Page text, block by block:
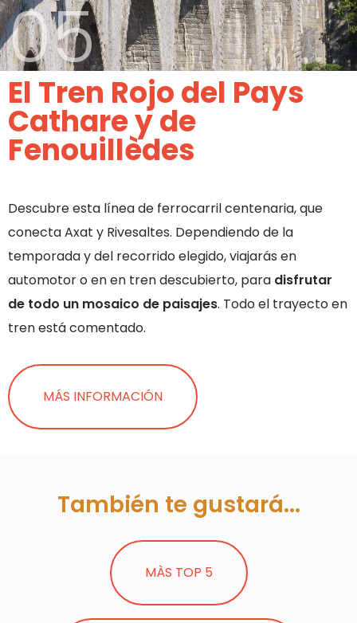
05
El Tren Rojo del Pays
Cathare y de
Fenouillèdes
Descubre esta línea de ferrocarril centenaria, que
conecta Axat y Rivesaltes. Dependiendo de la
temporada y del recorrido elegido, viajarás en
automotor o en en tren descubierto, para disfrutar
de todo un mosaico de paisajes. Todo el trayecto en
tren está comentado.
MÁS INFORMACIÓN
También te gustará...
MÀS TOP 5